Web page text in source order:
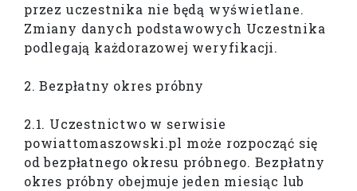
przez uczestnika nie będą wyświetlane.
Zmiany danych podstawowych Uczestnika
podlegają każdorazowej weryfikacji.
2. Bezpłatny okres próbny
2.1. Uczestnictwo w serwisie
powiattomaszowski.pl może rozpocząć się
od bezpłatnego okresu próbnego. Bezpłatny
okres próbny obejmuje jeden miesiąc lub